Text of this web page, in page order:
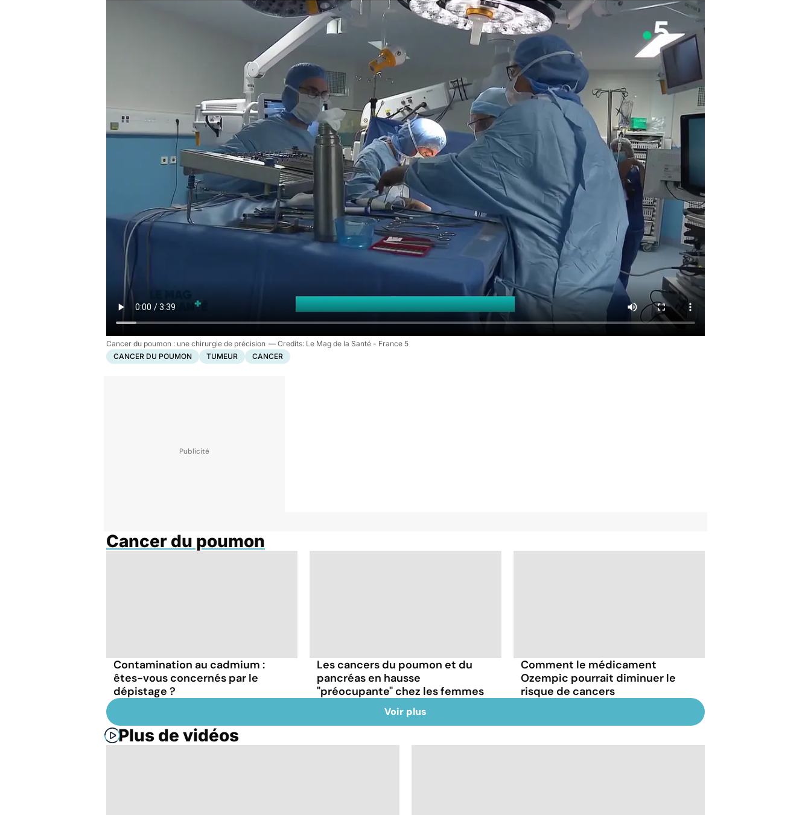
Cancer du poumon : une chirurgie de précision
Le Mag de la Santé - France 5
CANCER DU POUMON
TUMEUR CANCER
Cancer du poumon
Contamination au cadmium :
êtes-vous concernés par le
dépistage ?
Les cancers du poumon et du
pancréas en hausse
"préocupante" chez les femmes
Comment le médicament
Ozempic pourrait diminuer le
risque de cancers
Voir plus
Plus de vidéos